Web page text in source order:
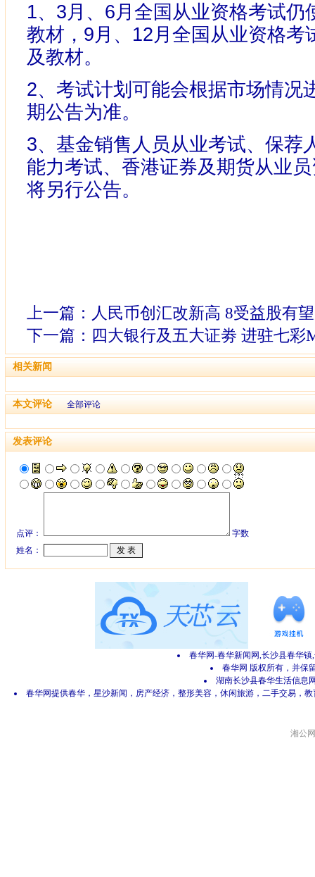
1、3月、6月全国从业资格考试仍
教材，9月、12月全国从业资格考
及教材。
2、考试计划可能会根据市场情况
期公告为准。
3、基金销售人员从业考试、保荐
能力考试、香港证券及期货从业
将另行公告。
上一篇： 人民币创汇改新高 8受益股有
下一篇： 四大银行及五大证劵 进驻七彩
相关新闻
本文评论 全部评论
发表评论
点评：
字数
姓名：
春华网-春华新闻网,长沙县春华
春华网 版权所有，并保
湖南长沙县春华生活信息
春华网提供春华，星沙新闻，房产经济，整形美容，休闲旅游，二手交易，
湘公